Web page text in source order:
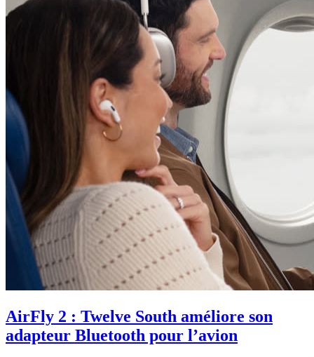
AirFly 2 : Twelve South améliore son
adapteur Bluetooth pour l’avion